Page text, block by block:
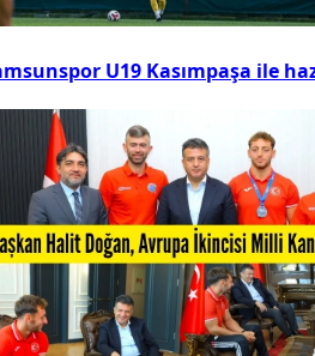
U19 Kasımpaşa ile